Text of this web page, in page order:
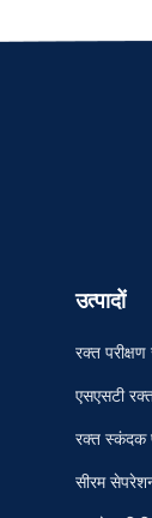
उत्पादों
रक्त परीक्षण
एसएसटी
रक्त स्कंदक
सीरम